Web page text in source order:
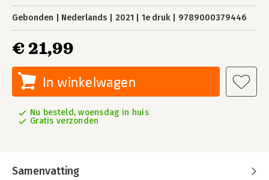
Gebonden Nederlands 2021 1e druk 9789000379446
€ 21,99
In winkelwagen
Nu besteld, woensdag in huis
Gratis verzonden
Samenvatting